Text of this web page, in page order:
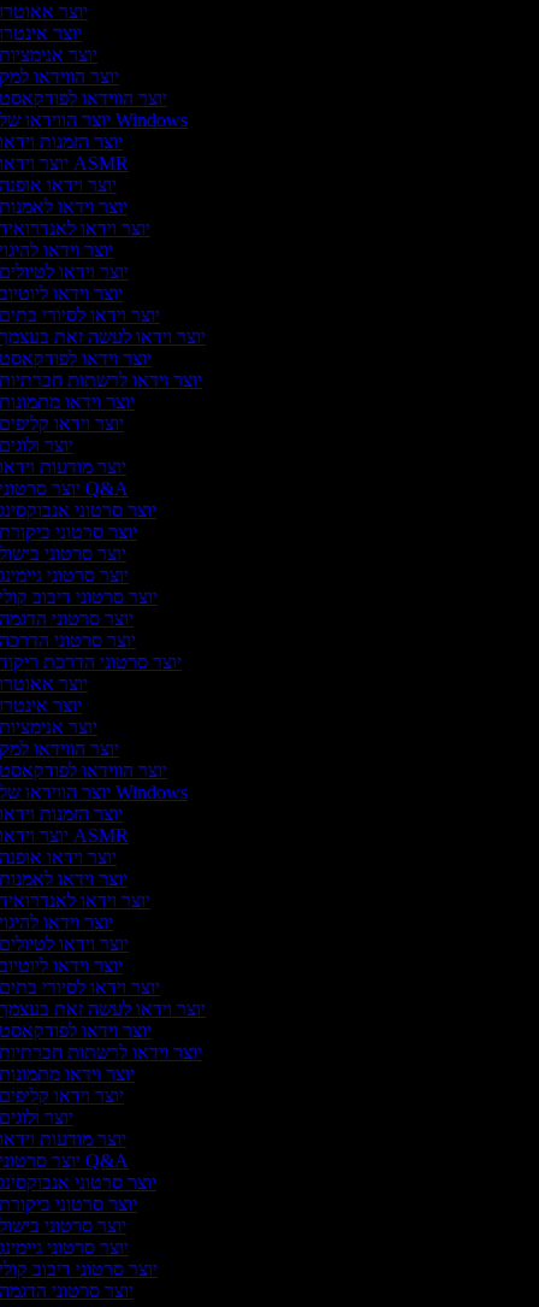
יוצר
יוצר
יוצר
יוצר הווידאו
יוצר הווידאו
יוצר הווידאו של Windows
יוצר הזמנות
יוצר וידאו ASMR
יוצר וידאו
יוצר וידאו
יוצר וידאו
יוצר וידאו
יוצר וידאו
יוצר וידאו
יוצר וידאו לסיורי
יוצר וידאו לעשה זאת
יוצר וידאו
יוצר וידאו לרשתות
יוצר וידאו
יוצר וידאו
יוצר
יוצר מודעות
יוצר סרטוני Q&A
יוצר סרטוני
יוצר סרטוני
יוצר סרטוני
יוצר סרטוני
יוצר סרטוני דיבוב
יוצר סרטוני
יוצר סרטוני
יוצר סרטוני הדרכת
יוצר
יוצר
יוצר
יוצר הווידאו
יוצר הווידאו
יוצר הווידאו של Windows
יוצר הזמנות
יוצר וידאו ASMR
יוצר וידאו
יוצר וידאו
יוצר וידאו
יוצר וידאו
יוצר וידאו
יוצר וידאו
יוצר וידאו לסיורי
יוצר וידאו לעשה זאת
יוצר וידאו
יוצר וידאו לרשתות
יוצר וידאו
יוצר וידאו
יוצר
יוצר מודעות
יוצר סרטוני Q&A
יוצר סרטוני
יוצר סרטוני
יוצר סרטוני
יוצר סרטוני
יוצר סרטוני דיבוב
יוצר סרטוני